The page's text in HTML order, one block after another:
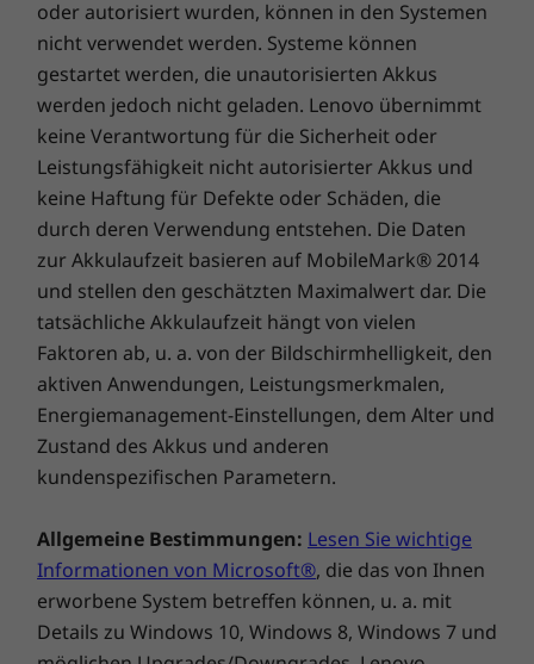
Anwendungen schützt.
Erfolg mit Stil
ideal für unterwegs. Aufgrund der
beeindruckenden Akkulaufzeit macht es so gut
wie nie schlapp. Sollte ihm doch einmal der
Akku ausgehen, kann es mit RapidCharge in
oder autorisiert wurden, können in den Systemen
nicht verwendet werden. Systeme können
gestartet werden, die unautorisierten Akkus
werden jedoch nicht geladen. Lenovo übernimmt
keine Verantwortung für die Sicherheit oder
Leistungsfähigkeit nicht autorisierter Akkus und
keine Haftung für Defekte oder Schäden, die
durch deren Verwendung entstehen. Die Daten
zur Akkulaufzeit basieren auf MobileMark® 2014
und stellen den geschätzten Maximalwert dar. Die
tatsächliche Akkulaufzeit hängt von vielen
Faktoren ab, u. a. von der Bildschirmhelligkeit, den
aktiven Anwendungen, Leistungsmerkmalen,
Energiemanagement-Einstellungen, dem Alter und
Zustand des Akkus und anderen
kundenspezifischen Parametern.
Allgemeine Bestimmungen: Lesen Sie wichtige
Informationen von Microsoft®, die das von Ihnen
erworbene System betreffen können, u. a. mit
Details zu Windows 10, Windows 8, Windows 7 und